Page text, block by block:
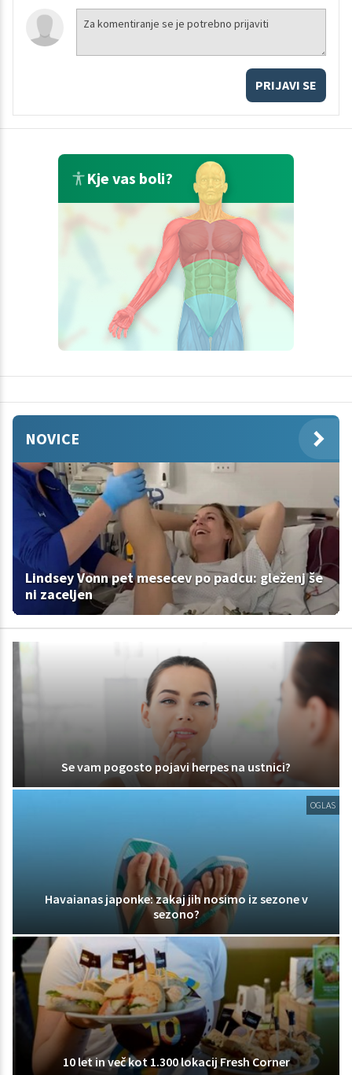
PRIJAVI SE
Kje vas boli?
NOVICE
Lindsey Vonn pet mesecev po padcu: gleženj še
ni zaceljen
Se vam pogosto pojavi herpes na ustnici?
OGLAS
Havaianas japonke: zakaj jih nosimo iz sezone v
sezono?
10 let in več kot 1.300 lokacij Fresh Corner